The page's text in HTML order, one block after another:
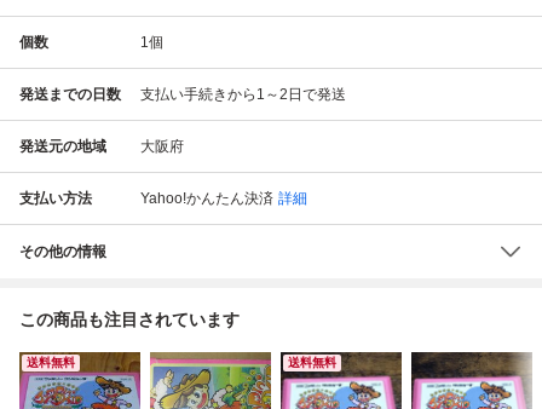
個数 1個
発送までの日数 支払い手続きから1～2日で発送
発送元の地域 大阪府
支払い方法 Yahoo!かんたん決済 詳細
その他の情報
この商品も注目されています
送料無料 送料無料